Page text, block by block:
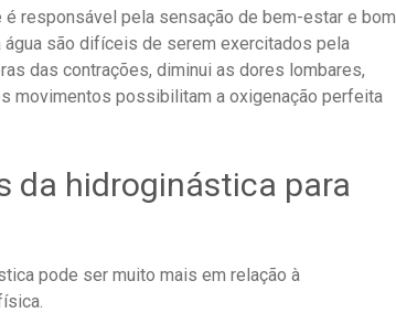
responsável pela sensação de bem-estar e bom
são difíceis de serem exercitados pela
das contrações, diminui as dores lombares,
movimentos possibilitam a oxigenação perfeita
da hidroginástica para
pode ser muito mais em relação à